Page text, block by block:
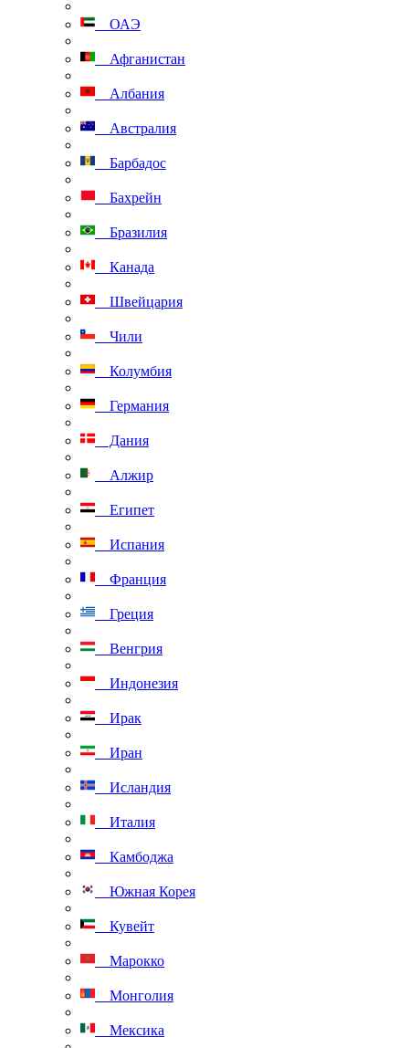
ОАЭ
Афганистан
Албания
Австралия
Барбадос
Бахрейн
Бразилия
Канада
Швейцария
Чили
Колумбия
Германия
Дания
Алжир
Египет
Испания
Франция
Греция
Венгрия
Индонезия
Ирак
Иран
Исландия
Италия
Камбоджа
Южная Корея
Кувейт
Марокко
Монголия
Мексика